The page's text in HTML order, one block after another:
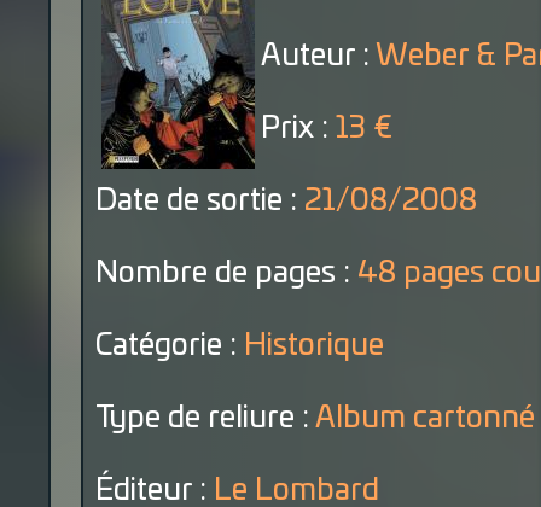
Auteur : Weber &
Prix : 13 €
Date de sortie : 21/08/2008
Nombre de pages : 48 pages
Catégorie : Historique
Type de reliure : Album cartonné
Éditeur : Le Lombard